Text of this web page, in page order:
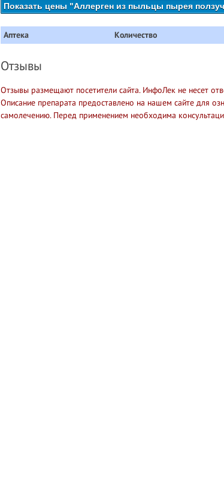
Показать цены "Аллерген из пыльцы пырея
Аптека Количество
Отзывы
Отзывы размещают посетители сайта. ИнфоЛек не несет
Описание препарата предоставлено на нашем сайте для
самолечению. Перед применением необходима